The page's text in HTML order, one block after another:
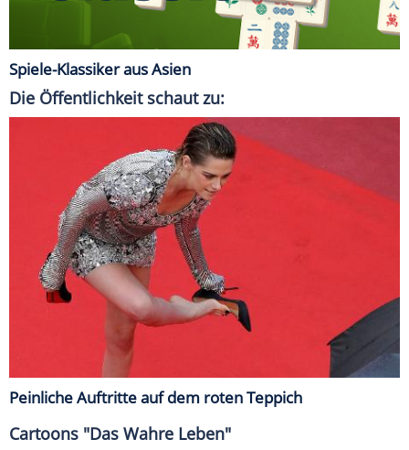
Spiele-Klassiker aus Asien
Die Öffentlichkeit schaut zu:
Peinliche Auftritte auf dem roten Teppich
Cartoons "Das Wahre Leben"